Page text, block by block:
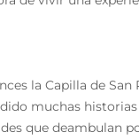
la Capilla de
muchas
que deambulan